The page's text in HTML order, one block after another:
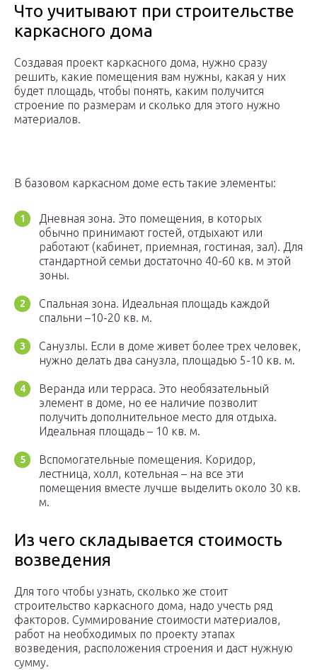
Что учитывают при строительстве
каркасного дома
Создавая проект каркасного дома, нужно сразу
решить, какие помещения вам нужны, какая у них
будет площадь, чтобы понять, каким получится
строение по размерам и сколько для этого нужно
материалов.
В базовом каркасном доме есть такие элементы:
Дневная зона. Это помещения, в которых
обычно принимают гостей, отдыхают или
работают (кабинет, приемная, гостиная, зал). Для
стандартной семьи достаточно 40-60 кв. м этой
зоны.
Спальная зона. Идеальная площадь каждой
спальни –10-20 кв. м.
Санузлы. Если в доме живет более трех человек,
нужно делать два санузла, площадью 5-10 кв. м.
Веранда или терраса. Это необязательный
элемент в доме, но ее наличие позволит
получить дополнительное место для отдыха.
Идеальная площадь – 10 кв. м.
Вспомогательные помещения. Коридор,
лестница, холл, котельная – на все эти
помещения вместе лучше выделить около 30 кв.
м.
Из чего складывается стоимость
возведения
Для того чтобы узнать, сколько же стоит
строительство каркасного дома, надо учесть ряд
факторов. Суммирование стоимости материалов,
работ на необходимых по проекту этапах
возведения, расположения строения и даст нужную
сумму.